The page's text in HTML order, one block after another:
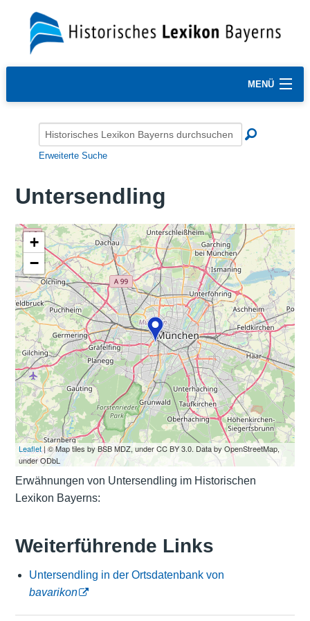
MENÜ
Erweiterte Suche
Untersendling
+
−
Leaflet| © Map tiles by BSB MDZ, under CC BY 3.0. Data by OpenStreetMap,
under ODbL
Erwähnungen von Untersendling im Historischen
Lexikon Bayerns:
Weiterführende Links
Untersendling in der Ortsdatenbank von
bavarikon